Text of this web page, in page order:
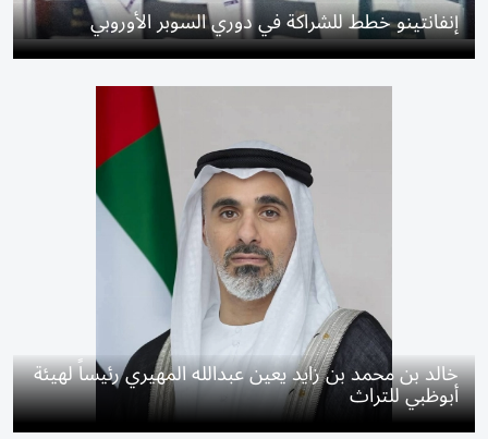
إنفانتينو خطط للشراكة في دوري السوبر الأوروبي
خالد بن محمد بن زايد يعين عبدالله المهيري رئيساً لهيئة
أبوظبي للتراث